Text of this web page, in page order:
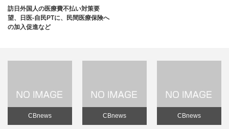
訪日外国人の医療費不払い対策要
望、日医-自民PTに、民間医療保険へ
の加入促進など
CBnews CBnews CBnews